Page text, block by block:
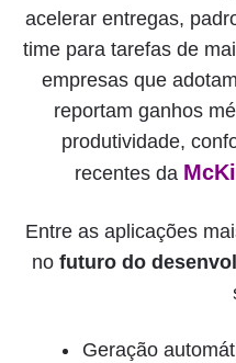
acelerar entregas,
time para tarefas de
empresas que
reportam ganhos
produtividade,
recentes da
Entre as aplicações
no futuro do
Geração